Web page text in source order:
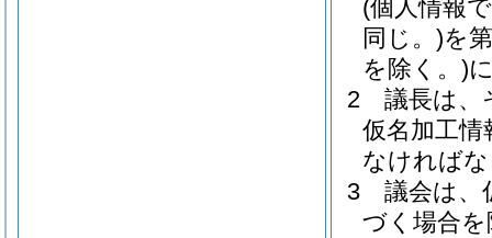
(個人情報
同じ。)を
を除く。)
2
議長は、
仮名加工
なければ
3
議会は、
づく場合